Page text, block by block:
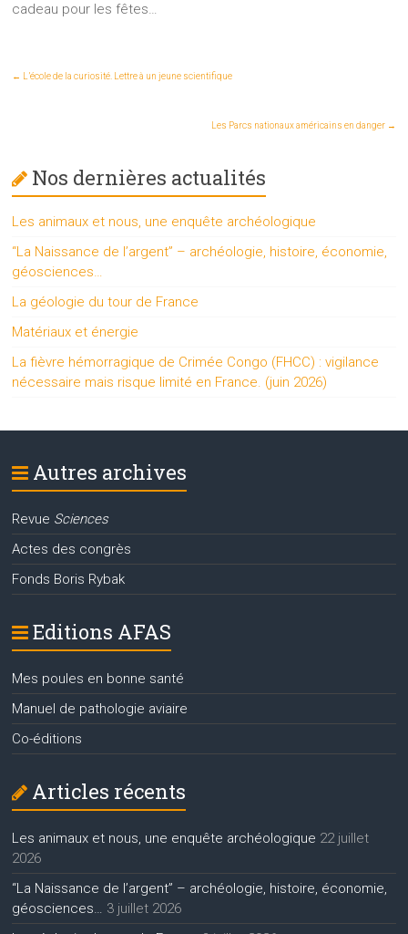
cadeau pour les fêtes…
← L’école de la curiosité. Lettre à un jeune scientifique
Les Parcs nationaux américains en danger →
Nos dernières actualités
Les animaux et nous, une enquête archéologique
“La Naissance de l’argent” – archéologie, histoire, économie,
géosciences…
La géologie du tour de France
Matériaux et énergie
La fièvre hémorragique de Crimée Congo (FHCC) : vigilance
nécessaire mais risque limité en France. (juin 2026)
Autres archives
Revue Sciences
Actes des congrès
Fonds Boris Rybak
Editions AFAS
Mes poules en bonne santé
Manuel de pathologie aviaire
Co-éditions
Articles récents
Les animaux et nous, une enquête archéologique 22 juillet
2026
“La Naissance de l’argent” – archéologie, histoire, économie,
géosciences…
3 juillet 2026